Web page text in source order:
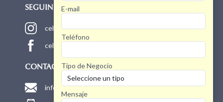
SEGUINOS!
celugamaoficial
celugamaoficial
CONTACTO
info@celugama.com.ar
E-mail
Teléfono
Tipo de Negocio
Mensaje